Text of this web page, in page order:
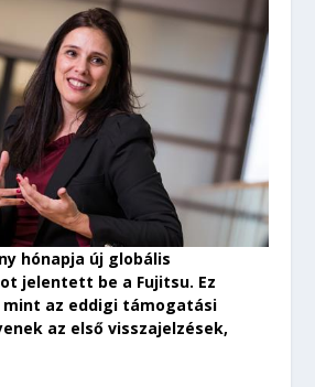
hónapja új globális
jelentett be a Fujitsu. Ez
mint az eddigi támogatási
az első visszajelzések,